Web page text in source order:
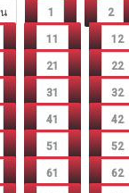
1 2
11 12
21 22
31 32
41 42
51 52
61 62